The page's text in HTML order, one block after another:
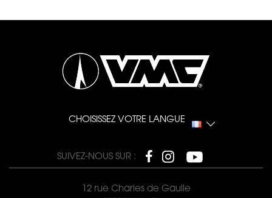
CHOISISSEZ VOTRE LANGUE
SUIVEZ-NOUS SUR :
12 rue Charles de Gaulle